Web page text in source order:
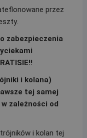
przez
zabezpieczenia
i kolana)
tej samej
zależności od
i kolan tej